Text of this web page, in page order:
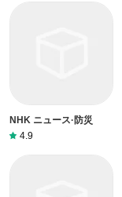
NHK ニュース·防災
4.9